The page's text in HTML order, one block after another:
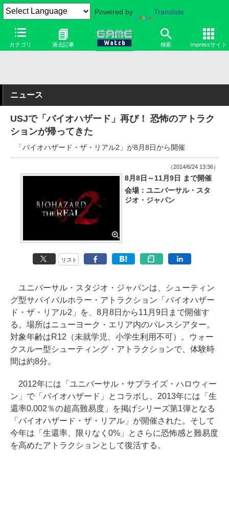
Powered by Translate
カテゴリ 過去記事 検索 Impressサイト
ニュース
USJで「バイオハザード」再び！ 恐怖のアトラク
ションが帰ってきた
「バイオハザード・ザ・リアル2」が8月8日から開催
（2014/6/24 13:36）
8月8日～11月9日 まで開催
会場：ユニバーサル・スタ
ジオ・ジャパン
リスト
ユニバーサル・スタジオ・ジャパンは、シューティン
グ型サバイバルホラー・アトラクション「バイオハザー
ド・ザ・リアル2」を、8月8日から11月9日まで開催す
る。場所はニューヨーク・エリア内のパレスシアター。
対象年齢はR12（未就学児、小学生利用不可）。ウォー
クスルー型シューティング・アトラクションで、体験時
間は約8分。
2012年には「ユニバーサル・サプライズ・ハロウィー
ン」で「バイオハザード」とコラボし、2013年には「生
還率0.002％の超高難易度」を掲げシリーズ第1弾となる
「バイオハザード・ザ・リアル」が開催された。そして
今年は「生還率、限りなく0%」とさらに恐怖感と難易度
を高めたアトラクションとして復活する。